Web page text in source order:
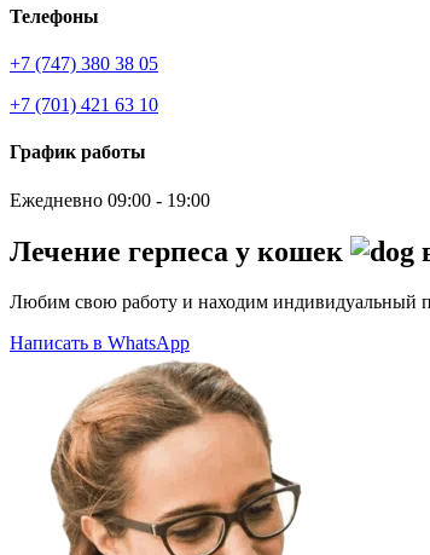
Телефоны
+7 (747) 380 38 05
+7 (701) 421 63 10
График работы
Ежедневно 09:00 - 19:00
Лечение герпеса у кошек
Любим свою работу и находим индивидуальный
Написать в WhatsApp